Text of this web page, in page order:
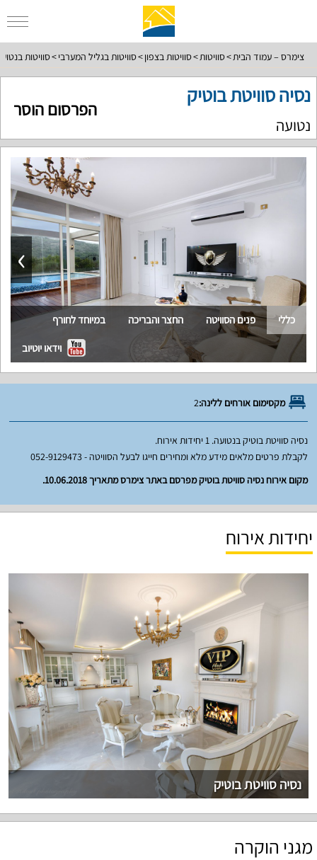
צימרס – עמוד הבית סוויטות סוויטות בצפון סוויטות בגליל המערבי סוויטות
נסיה סוויטת בוטיק
נטועה
הפרסום הוסר
›
כללי פנים הסוויטה החצר והבריכה במיוחד לחורף
וידאו יוטיוב
מקסימום אורחים ללינה:2
נסיה סוויטת בוטיק בנטועה. 1 יחידות אירוח.
לקבלת פרטים מלאים מידע מלא ומחירים חייגו לבעל הסוויטה - 052-9129473
מקום אירוח נסיה סוויטת בוטיק מפרסם באתר צימרס מתאריך 10.06.2018.
יחידות אירוח
נסיה סוויטת בוטיק
מגני הוקרה